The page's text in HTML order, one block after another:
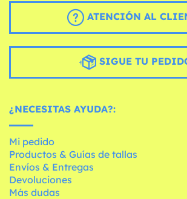
ATENCIÓN AL
SIGUE TU
¿NECESITAS AYUDA?:
Mi pedido
Productos & Guías de tallas
Envíos & Entregas
Devoluciones
Más dudas